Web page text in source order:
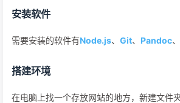
安装软件
需要安装的软件有Node.js、 Git、 Pandoc、
搭建环境
在电脑上找一个存放网站的地方，新建文件